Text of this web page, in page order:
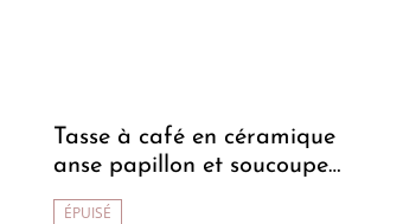
Tasse à café en céramique
anse papillon et soucoupe
fleurie fraises
ÉPUISÉ